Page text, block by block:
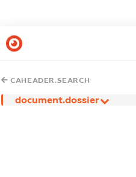
CAHEADER.SEARCH
document.dossier